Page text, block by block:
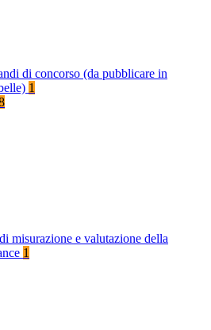
di concorso (da pubblicare in
1
misurazione e valutazione della
1